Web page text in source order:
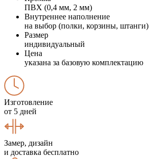
ПВХ (0,4 мм, 2 мм)
Внутреннее наполнение
на выбор (полки, корзины, штанги)
Размер
индивидуальный
Цена
указана за базовую комплектацию
Изготовление
от 5 дней
Замер, дизайн
и доставка бесплатно